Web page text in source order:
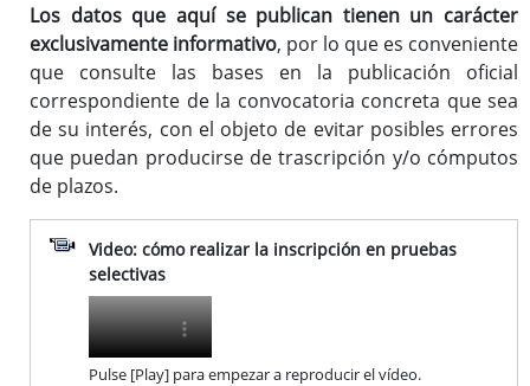
2 plazas de Portero o Portera Ordenanza (lectura fácil)
Ofertas a través del SEXPE
Bolsas de trabajo
Puestos en comisión de servicios
Puestos de personal directivo
Puestos por libre designación
Los datos que aquí se publican tienen un carácter
exclusivamente informativo, por lo que es conveniente
que consulte las bases en la publicación oficial
correspondiente de la convocatoria concreta que sea
de su interés, con el objeto de evitar posibles errores
que puedan producirse de trascripción y/o cómputos
de plazos.
Video: cómo realizar la inscripción en pruebas
selectivas
Pulse [Play] para empezar a reproducir el vídeo.